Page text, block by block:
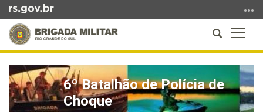
para
conteúdo
para
menu
a
Abrir
a
busca
do
conteúdo
6º Batalhão de Polícia de
Choque